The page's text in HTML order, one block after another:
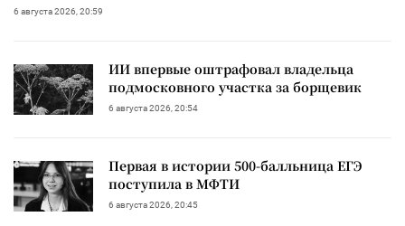
6 августа 2026, 20:59
ИИ впервые оштрафовал владельца
подмосковного участка за борщевик
6 августа 2026, 20:54
Первая в истории 500-балльница ЕГЭ
поступила в МФТИ
6 августа 2026, 20:45